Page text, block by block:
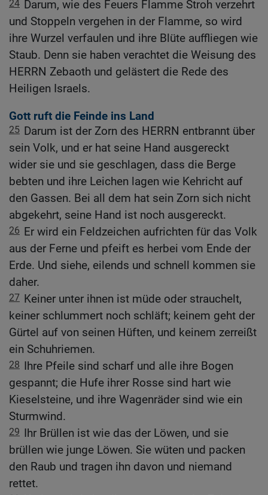
24 Darum, wie des Feuers Flamme Stroh verzehrt
und Stoppeln vergehen in der Flamme, so wird
ihre Wurzel verfaulen und ihre Blüte auffliegen wie
Staub. Denn sie haben verachtet die Weisung des
HERRN Zebaoth und gelästert die Rede des
Heiligen Israels.
Gott ruft die Feinde ins Land
25 Darum ist der Zorn des HERRN entbrannt über
sein Volk, und er hat seine Hand ausgereckt
wider sie und sie geschlagen, dass die Berge
bebten und ihre Leichen lagen wie Kehricht auf
den Gassen. Bei all dem hat sein Zorn sich nicht
abgekehrt, seine Hand ist noch ausgereckt.
26 Er wird ein Feldzeichen aufrichten für das Volk
aus der Ferne und pfeift es herbei vom Ende der
Erde. Und siehe, eilends und schnell kommen sie
daher.
27 Keiner unter ihnen ist müde oder strauchelt,
keiner schlummert noch schläft; keinem geht der
Gürtel auf von seinen Hüften, und keinem zerreißt
ein Schuhriemen.
28 Ihre Pfeile sind scharf und alle ihre Bogen
gespannt; die Hufe ihrer Rosse sind hart wie
Kieselsteine, und ihre Wagenräder sind wie ein
Sturmwind.
29 Ihr Brüllen ist wie das der Löwen, und sie
brüllen wie junge Löwen. Sie wüten und packen
den Raub und tragen ihn davon und niemand
rettet.